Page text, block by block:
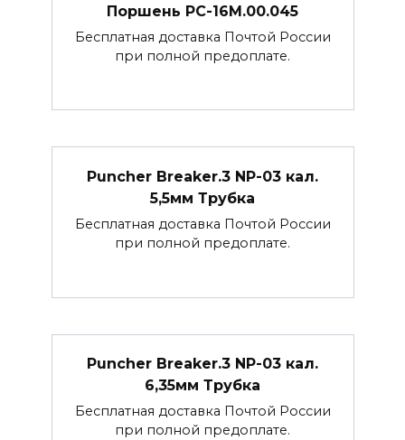
Поршень РС-16М.00.045
Бесплатная доставка Почтой России
при полной предоплате.
Puncher Breaker.3 NP-03 кал.
5,5мм Трубка
Бесплатная доставка Почтой России
при полной предоплате.
Puncher Breaker.3 NP-03 кал.
6,35мм Трубка
Бесплатная доставка Почтой России
при полной предоплате.